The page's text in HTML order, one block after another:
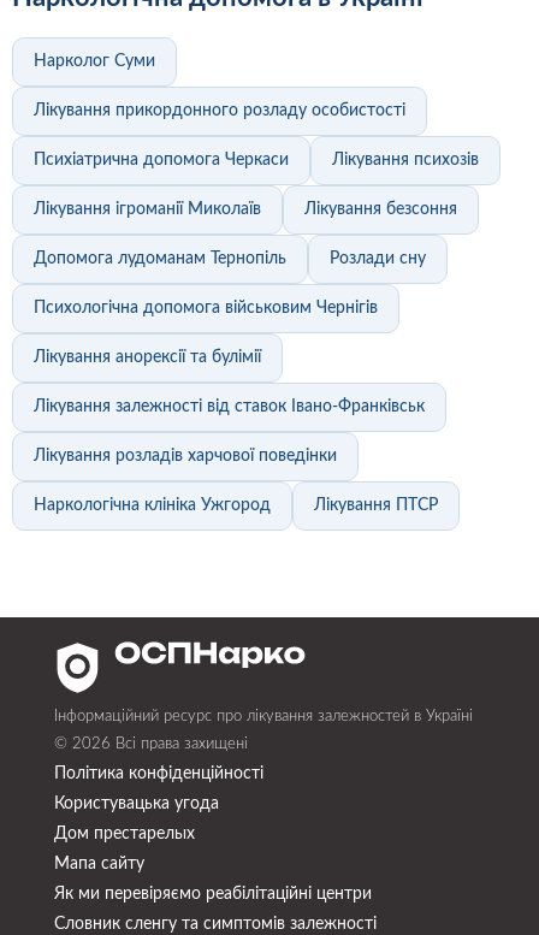
Нарколог Суми
Лікування прикордонного розладу особистості
Психіатрична допомога Черкаси Лікування психозів
Лікування ігроманії Миколаїв Лікування безсоння
Допомога лудоманам Тернопіль Розлади сну
Психологічна допомога військовим Чернігів
Лікування анорексії та булімії
Лікування залежності від ставок Івано-Франківськ
Лікування розладів харчової поведінки
Наркологічна клініка Ужгород Лікування ПТСР
Інформаційний ресурс про лікування залежностей в Україні
© 2026 Всі права захищені
Політика конфіденційності
Користувацька угода
Дом престарелых
Мапа сайту
Як ми перевіряємо реабілітаційні центри
Словник сленгу та симптомів залежності